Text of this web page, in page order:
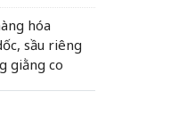
hóa
sầu riêng
giằng co